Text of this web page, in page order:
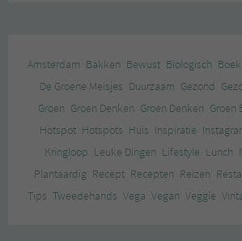
Amsterdam Bakken Bewust Biologisch Boek
De Groene Meisjes Duurzaam Gezond
Groen Groen Denken Groen Denken Groen
Hotspot Hotspots Huis Inspiratie
Kringloop Leuke Dingen Lifestyle Lunch
Plantaardig Recept Recepten Reizen
Tips Tweedehands Vega Vegan Veggie